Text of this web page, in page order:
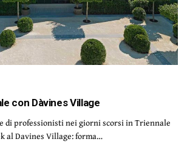
con Dàvines Village
di professionisti nei giorni scorsi in Triennale
al Davines Village: forma…